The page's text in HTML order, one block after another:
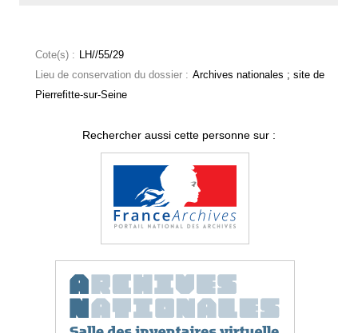
Cote(s) : LH//55/29
Lieu de conservation du dossier : Archives nationales ; site de
Pierrefitte-sur-Seine
Rechercher aussi cette personne sur :